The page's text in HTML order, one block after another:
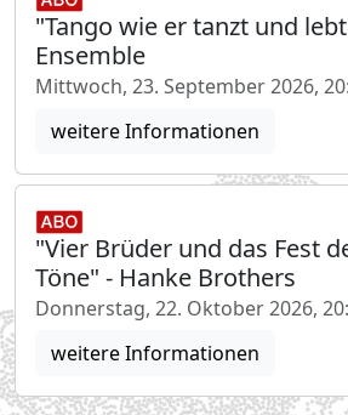
"Tango wie er tanzt und
Ensemble
Mittwoch, 23. September 2026,
weitere Informationen
"Vier Brüder und das Fest
Töne" - Hanke Brothers
Donnerstag, 22. Oktober 2026,
weitere Informationen